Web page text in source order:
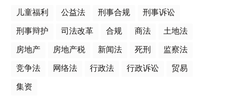
儿童福利 公益法 刑事合规
刑事诉讼
刑事辩护
司法改革 合规 商法
土地法
房地产
房地产税 新闻法 死刑
监察法
竞争法
网络法 行政法 行政诉讼
贸易
集资